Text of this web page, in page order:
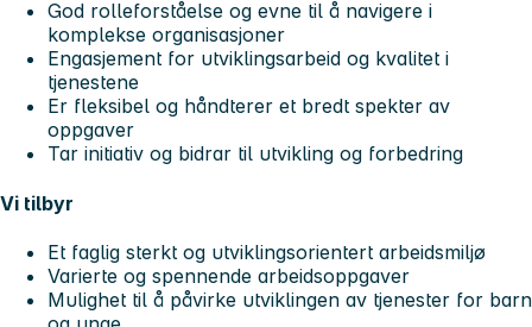
God rolleforståelse og evne til å navigere i
komplekse organisasjoner
Engasjement for utviklingsarbeid og kvalitet i
tjenestene
Er fleksibel og håndterer et bredt spekter av
oppgaver
Tar initiativ og bidrar til utvikling og forbedring
Vi tilbyr
Et faglig sterkt og utviklingsorientert arbeidsmiljø
Varierte og spennende arbeidsoppgaver
Mulighet til å påvirke utviklingen av tjenester for barn